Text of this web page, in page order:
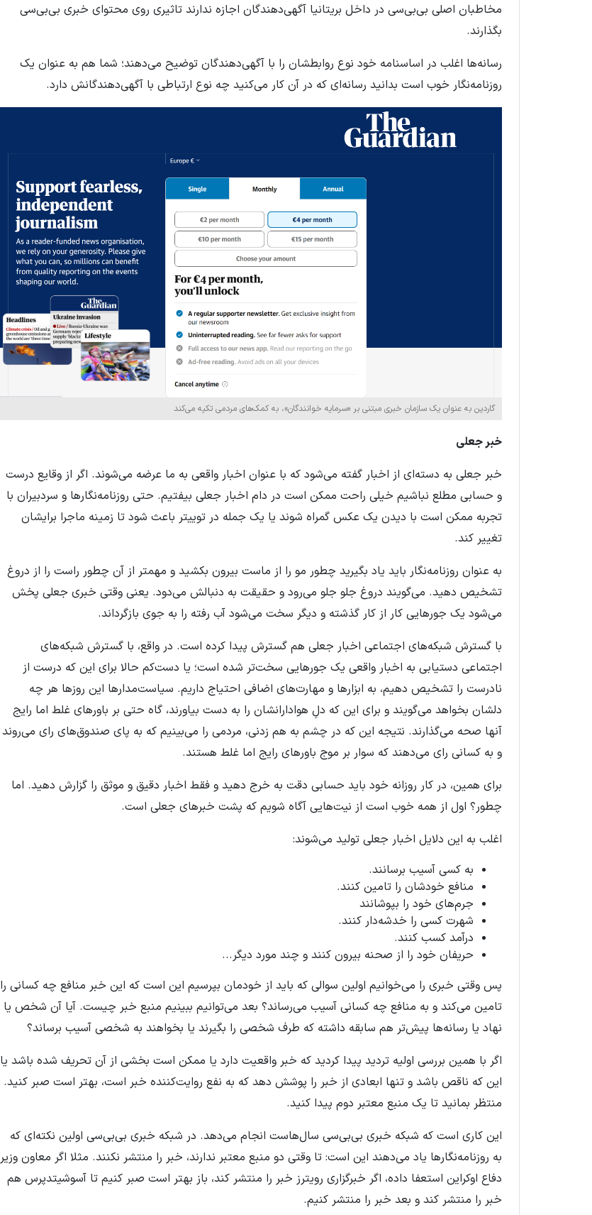
مخاطبان اصلی بی‌بی‌سی در داخل بریتانیا آگهی‌دهندگان اجازه ندارند تاثیری روی محتوای خبری بی‌بی‌سی
بگذارند.
رسانه‌ها اغلب در اساسنامه خود نوع روابطشان را با آگهی‌دهندگان توضیح می‌دهند؛ شما هم به عنوان یک
روزنامه‌نگار خوب است بدانید رسانه‌ای که در آن کار می‌کنید چه نوع ارتباطی با آگهی‌دهندگانش دارد.
گاردین به عنوان یک سازمان خبری مبتنی بر «سرمایه خوانندگان»، به کمک‌های مردمی تکیه می‌کند
خبر جعلی
خبر جعلی به دسته‌ای از اخبار گفته می‌شود که با عنوان اخبار واقعی به ما عرضه می‌شوند. اگر از وقایع درست
و حسابی مطلع نباشیم خیلی راحت ممکن است در دام اخبار جعلی بیفتیم. حتی روزنامه‌نگارها و سردبیران با
تجربه ممکن است با دیدن یک عکس گمراه شوند یا یک جمله در توییتر باعث شود تا زمینه ماجرا برایشان
تغییر کند.
به عنوان روزنامه‌نگار باید یاد بگیرید چطور مو را از ماست بیرون بکشید و مهمتر از آن چطور راست را از دروغ
تشخیص دهید. می‌گویند دروغ جلو جلو می‌رود و حقیقت به دنبالش می‌دود. یعنی وقتی خبری جعلی پخش
می‌شود یک جورهایی کار از کار گذشته و دیگر سخت می‌شود آب رفته را به جوی بازگرداند.
با گسترش شبکه‌های اجتماعی اخبار جعلی هم گسترش پیدا کرده است. در واقع، با گسترش شبکه‌های
اجتماعی دستیابی به اخبار واقعی یک جورهایی سخت‌تر شده است؛ یا دست‌کم حالا برای این که درست از
نادرست را تشخیص دهیم، به ابزارها و مهارت‌های اضافی احتیاج داریم. سیاست‌مدارها این روزها هر چه
دلشان بخواهد می‌گویند و برای این که دلِ هوادارانشان را به دست بیاورند، گاه حتی بر باورهای غلط اما رایج
آنها صحه می‌گذارند. نتیجه این که در چشم به هم زدنی، مردمی را می‌بینیم که به پای صندوق‌های رای می‌روند
و به کسانی رای می‌دهند که سوار بر موج باورهای رایج اما غلط هستند.
برای همین، در کار روزانه خود باید حسابی دقت به خرج دهید و فقط اخبار دقیق و موثق را گزارش دهید. اما
چطور؟ اول از همه خوب است از نیت‌هایی آگاه شویم که پشت خبرهای جعلی است.
اغلب به این دلایل اخبار جعلی تولید می‌شوند:
به کسی آسیب برسانند.
منافع خودشان را تامین کنند.
جرم‌های خود را بپوشانند
شهرت کسی را خدشه‌دار کنند.
درآمد کسب کنند.
حریفان خود را از صحنه بیرون کنند و چند مورد دیگر...
پس وقتی خبری را می‌خوانیم اولین سوالی که باید از خودمان بپرسیم این است که این خبر منافع چه کسانی را
تامین می‌کند و به منافع چه کسانی آسیب می‌رساند؟ بعد می‌توانیم ببینیم منبع خبر چیست. آیا آن شخص یا
نهاد یا رسانه‌ها پیش‌تر هم سابقه داشته که طرف شخصی را بگیرند یا بخواهند به شخصی آسیب برساند؟
اگر با همین بررسی اولیه تردید پیدا کردید که خبر واقعیت دارد یا ممکن است بخشی از آن تحریف شده باشد یا
این که ناقص باشد و تنها ابعادی از خبر را پوشش دهد که به نفع روایت‌کننده خبر است، بهتر است صبر کنید.
منتظر بمانید تا یک منبع معتبر دوم پیدا کنید.
این کاری است که شبکه‌ خبری بی‌بی‌سی سال‌هاست انجام می‌‌دهد. در شبکه خبری بی‌بی‌سی اولین نکته‌ای که
به روزنامه‌نگارها یاد می‌دهند این است: تا وقتی دو منبع معتبر ندارند، خبر را منتشر نکنند. مثلا اگر معاون وزیر
دفاع اوکراین استعفا داده، اگر خبرگزاری رویترز خبر را منتشر کند، باز بهتر است صبر کنیم تا آسوشیتدپرس هم
خبر را منتشر کند و بعد خبر را منتشر کنیم.